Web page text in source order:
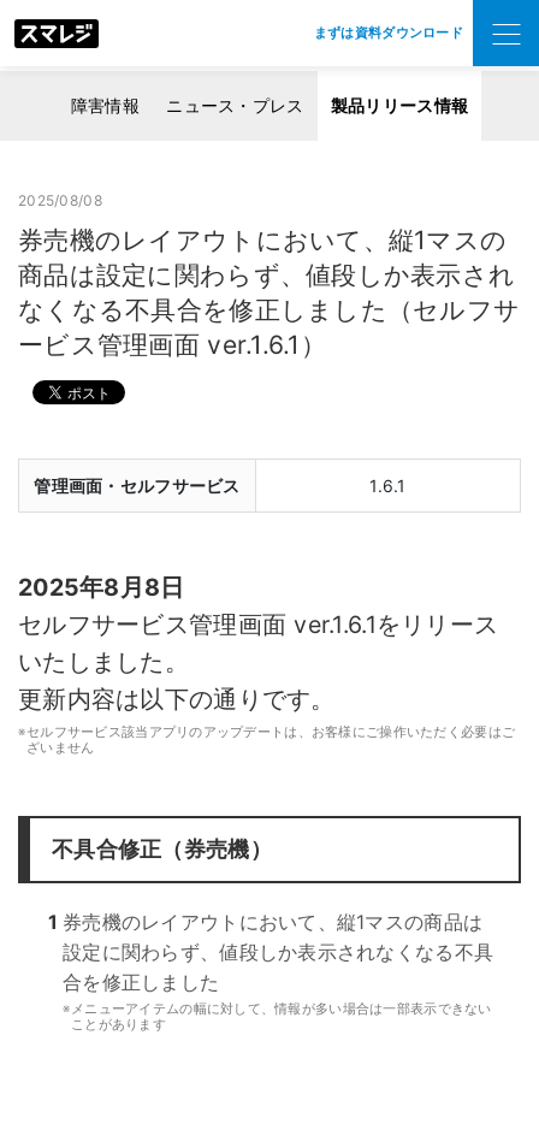
まずは資料ダウンロード
障害情報 ニュース・プレス 製品リリース情報
2025/08/08
券売機のレイアウトにおいて、縦1マスの
商品は設定に関わらず、値段しか表示され
なくなる不具合を修正しました（セルフサ
ービス管理画面 ver.1.6.1）
管理画面・セルフサービス 1.6.1
2025年8月8日
セルフサービス管理画面 ver.1.6.1をリリース
いたしました。
更新内容は以下の通りです。
※セルフサービス該当アプリのアップデートは、お客様にご操作いただく必要はご
ざいません
不具合修正（券売機）
1 券売機のレイアウトにおいて、縦1マスの商品は
設定に関わらず、値段しか表示されなくなる不具
合を修正しました
※ メニューアイテムの幅に対して、情報が多い場合は一部表示できない
ことがあります